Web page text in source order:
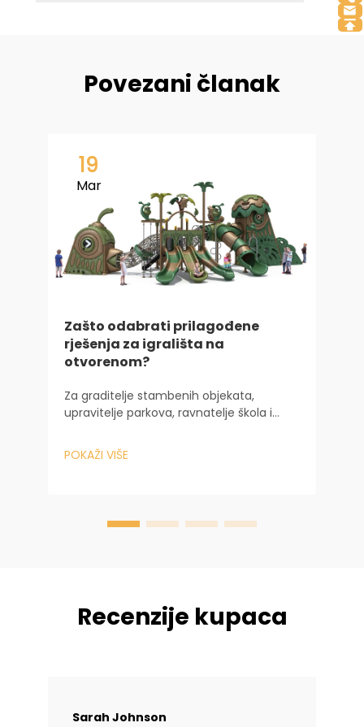
Povezani članak
19
Mar
Zašto odabrati prilagođene
rješenja za igrališta na
otvorenom?
Za graditelje stambenih objekata,
upravitelje parkova, ravnatelje škola i
otvorenom su mnogo više od običnog
mjesta za igranje djece. To je srce
POKAŽI VIŠE
Recenzije kupaca
Sarah Johnson